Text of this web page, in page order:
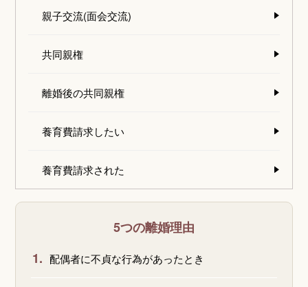
親子交流(面会交流)
共同親権
離婚後の共同親権
養育費請求したい
養育費請求された
5つの離婚理由
1. 配偶者に不貞な行為があったとき